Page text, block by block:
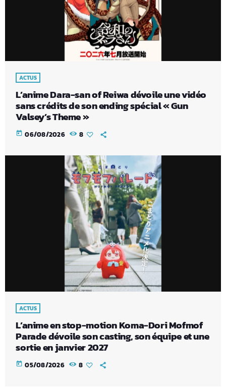
ACTUS
L’anime Dara-san of Reiwa dévoile une vidéo
sans crédits de son ending spécial « Gun
Valsey’s Theme »
today 06/08/2026 8
ACTUS
L’anime en stop-motion Koma-Dori Mofmof
Parade dévoile son casting, son équipe et une
sortie en janvier 2027
today 05/08/2026 8